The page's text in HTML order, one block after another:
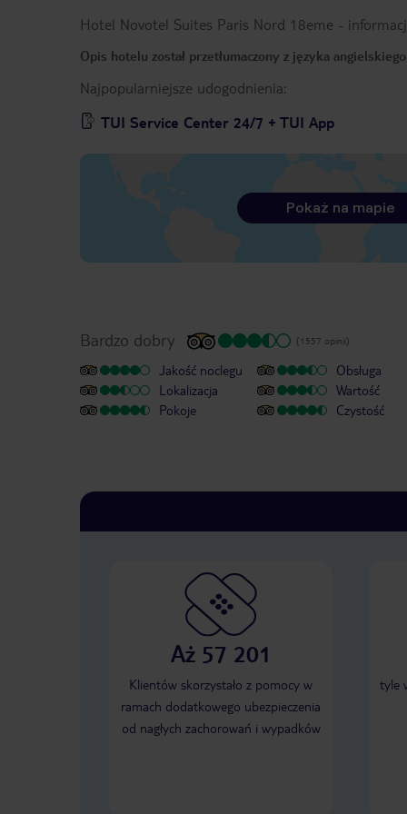
Hotel Novotel Suites Paris Nord 18eme -
Opis hotelu został przetłumaczony z języka
Najpopularniejsze udogodnienia:
TUI Service Center 24/7 + TUI App
Pokaż na mapie
Bardzo dobry (1557 opinii)
Jakość noclegu
Lokalizacja
Pokoje
Obsługa
Wartość
Czystość
Aż 57 201
Klientów skorzystało z pomocy w
ramach dodatkowego ubezpieczenia
od nagłych zachorowań i wypadków
tyle